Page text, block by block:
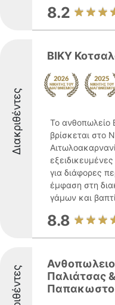
8.2
Διακριθέντες
ΒΙΚΥ
Το ανθοπωλείο
βρίσκεται στο
για διάφορες
έμφαση στη
γάμων και
8.8
Παλιάτσας